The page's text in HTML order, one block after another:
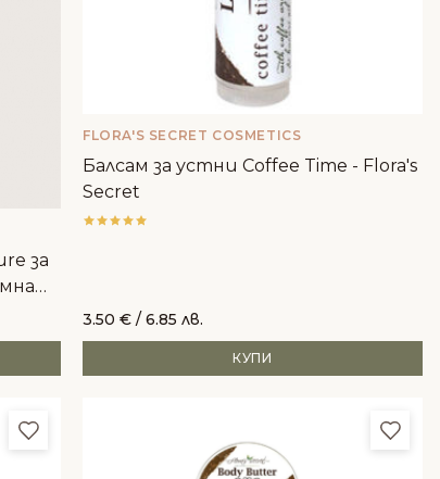
за
FLORA'S SECRET COSMETICS
Балсам за устни Coffee Time - Flora's
Secret
3.50 € / 6.85 лв.
КУПИ
Добави в любими